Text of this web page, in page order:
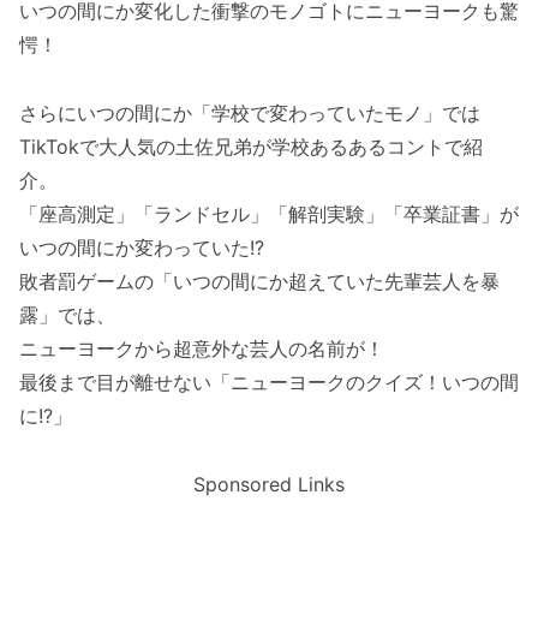
いつの間にか変化した衝撃のモノゴトにニューヨークも驚
愕！
さらにいつの間にか「学校で変わっていたモノ」では
TikTokで大人気の土佐兄弟が学校あるあるコントで紹
介。
「座高測定」「ランドセル」「解剖実験」「卒業証書」が
いつの間にか変わっていた!?
敗者罰ゲームの「いつの間にか超えていた先輩芸人を暴
露」では、
ニューヨークから超意外な芸人の名前が！
最後まで目が離せない「ニューヨークのクイズ！いつの間
に!?」
Sponsored Links